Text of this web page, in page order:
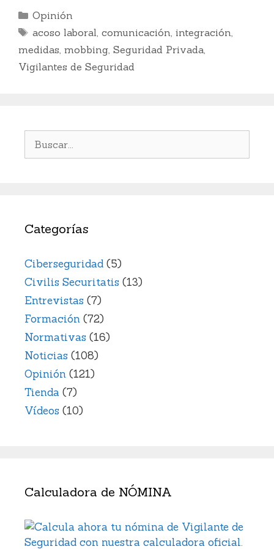
e
b
o
er l
dI
n
A
p
Li
n
ar
ti
Categorías
Opinión
Etiquetas
acoso laboral comunicación integración
medidas mobbing Seguridad Privada
Vigilantes de Seguridad
Categorías
Ciberseguridad (5)
Civilis Securitatis (13)
Entrevistas (7)
Formación (72)
Normativas (16)
Noticias (108)
Opinión (121)
Tienda (7)
Vídeos (10)
Calculadora de NÓMINA